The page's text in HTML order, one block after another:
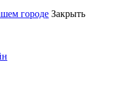
городе Закрыть